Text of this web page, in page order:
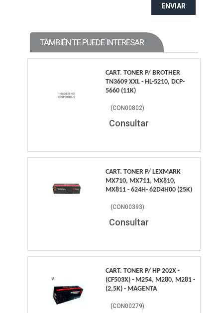
ENVIAR
TAMBIÉN TE PUEDE INTERESAR
CART. TONER P/ BROTHER
TN3609 XXL - HL-5210, DCP-
5660 (11K)
(CON00802)
Consultar
CART. TONER P/ LEXMARK
MX710, MX711, MX810,
MX811 - 624H- 62D4H00 (25K)
(CON00393)
Consultar
CART. TONER P/ HP 202X -
(CF503X) - M254, M280, M281 -
(2,5K) - MAGENTA
(CON00279)